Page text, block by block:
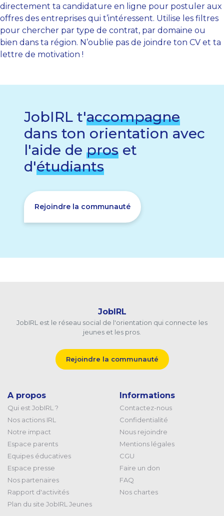
directement ta candidature en ligne pour postuler aux
offres des entreprises qui t’intéressent. Utilise les filtres
pour chercher par type de contrat, par domaine ou
bien dans ta région. N’oublie pas de joindre ton CV et ta
lettre de motivation !
JobIRL t'accompagne
dans ton orientation avec
l'aide de pros et
d'étudiants
Rejoindre la communauté
JobIRL
JobIRL est le réseau social de l'orientation qui connecte les
jeunes et les pros.
Rejoindre la communauté
A propos
Qui est JobIRL ?
Nos actions IRL
Notre impact
Espace parents
Equipes éducatives
Espace presse
Nos partenaires
Rapport d'activités
Plan du site JobIRL Jeunes
Informations
Contactez-nous
Confidentialité
Nous rejoindre
Mentions légales
CGU
Faire un don
FAQ
Nos chartes